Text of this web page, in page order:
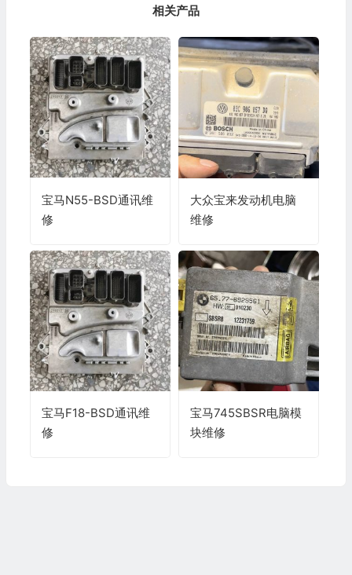
相关产品
宝马N55-BSD通讯维
修
大众宝来发动机电脑
维修
宝马F18-BSD通讯维
修
宝马745SBSR电脑模
块维修